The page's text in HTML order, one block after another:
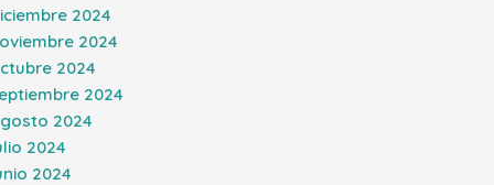
2024
2024
2024
2024
2024
2024
2024